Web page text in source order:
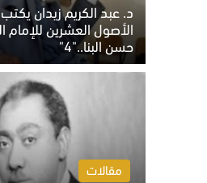
د. عبد الكريم زيدان
الأصول العشرين للإمام
حسن البنا.."4"
الخميس 6 أغسطس 2026 10:27 ص
مقالات